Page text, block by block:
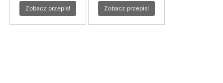
Zobacz przepis! Zobacz przepis!